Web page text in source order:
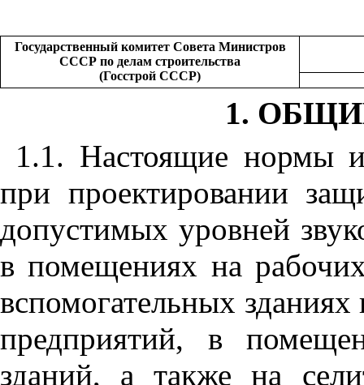
Государственный комитет Совета Министров
СССР по делам строительства
(Госстрой СССР)
1.
1.1. Настоящие нормы
при проектировании
допустимых уровней
в помещениях на
вспомогательных
предприятий, в
зданий, а также на